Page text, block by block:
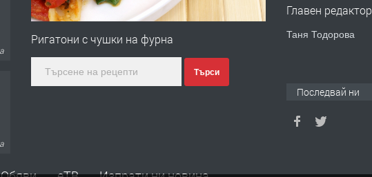
Ригатони с чушки на фурна
Търси
Главен редактор
Таня Тодорова
Последвай ни